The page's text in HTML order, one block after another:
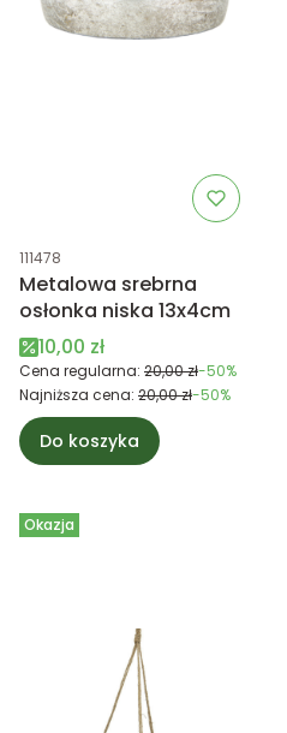
Kod produktu
111478
Metalowa srebrna
osłonka niska 13x4cm
Cena promocyjna
10,00 zł
Cena regularna: 20,00 zł-50%
Najniższa cena: 20,00 zł-50%
Do koszyka
Okazja